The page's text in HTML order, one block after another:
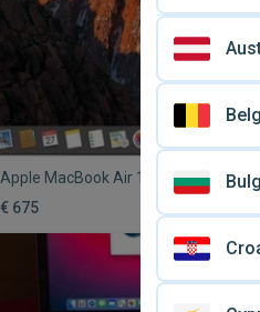
Apple MacBook Air 13.3" Retina
καινούργιο, i5, 8GB, 128GB SSD,
Monterey
€ 675